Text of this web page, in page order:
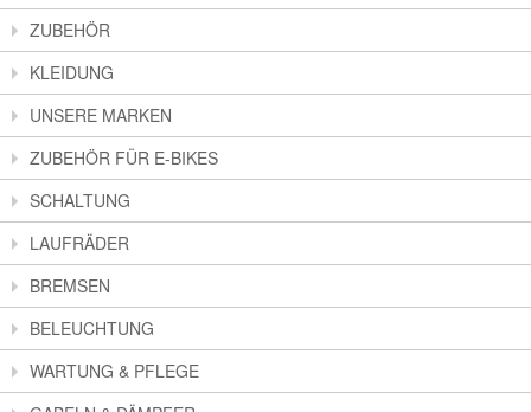
ZUBEHÖR
KLEIDUNG
UNSERE MARKEN
ZUBEHÖR FÜR E-BIKES
SCHALTUNG
LAUFRÄDER
BREMSEN
BELEUCHTUNG
WARTUNG & PFLEGE